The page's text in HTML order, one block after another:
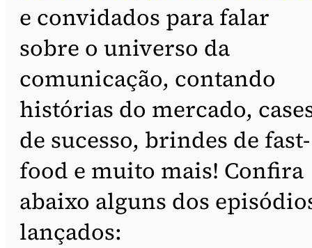
e convidados para falar
sobre o universo da
comunicação, contando
histórias do mercado,
de sucesso, brindes de fast-
food e muito mais! Confira
abaixo alguns dos
lançados: